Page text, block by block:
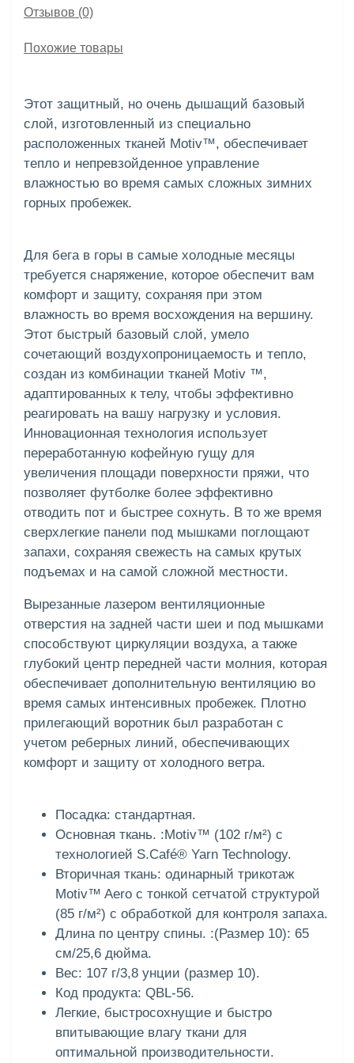
Отзывов (0)
Похожие товары
Этот защитный, но очень дышащий базовый
слой, изготовленный из специально
расположенных тканей Motiv™, обеспечивает
тепло и непревзойденное управление
влажностью во время самых сложных зимних
горных пробежек.
Для бега в горы в самые холодные месяцы
требуется снаряжение, которое обеспечит вам
комфорт и защиту, сохраняя при этом
влажность во время восхождения на вершину.
Этот быстрый базовый слой, умело
сочетающий воздухопроницаемость и тепло,
создан из комбинации тканей Motiv ™,
адаптированных к телу, чтобы эффективно
реагировать на вашу нагрузку и условия.
Инновационная технология использует
переработанную кофейную гущу для
увеличения площади поверхности пряжи, что
позволяет футболке более эффективно
отводить пот и быстрее сохнуть. В то же время
сверхлегкие панели под мышками поглощают
запахи, сохраняя свежесть на самых крутых
подъемах и на самой сложной местности.
Вырезанные лазером вентиляционные
отверстия на задней части шеи и под мышками
способствуют циркуляции воздуха, а также
глубокий центр передней части молния, которая
обеспечивает дополнительную вентиляцию во
время самых интенсивных пробежек. Плотно
прилегающий воротник был разработан с
учетом реберных линий, обеспечивающих
комфорт и защиту от холодного ветра.
Посадка: стандартная.
Основная ткань. :Motiv™ (102 г/м²) с
технологией S.Café® Yarn Technology.
Вторичная ткань: одинарный трикотаж
Motiv™ Aero с тонкой сетчатой структурой
(85 г/м²) с обработкой для контроля запаха.
Длина по центру спины. :(Размер 10): 65
см/25,6 дюйма.
Вес: 107 г/3,8 унции (размер 10).
Код продукта: QBL-56.
Легкие, быстросохнущие и быстро
впитывающие влагу ткани для
оптимальной производительности.